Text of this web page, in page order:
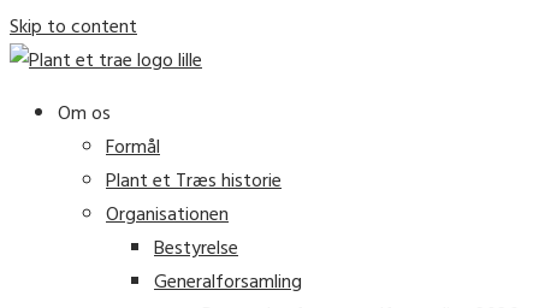
Skip to content
Om os
Formål
Plant et Træs historie
Organisationen
Bestyrelse
Generalforsamling